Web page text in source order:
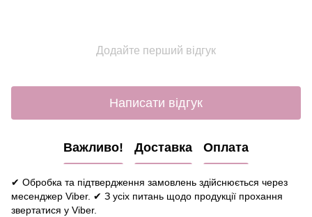
Додайте перший відгук
Написати відгук
Важливо! Доставка Оплата
✔ Обробка та підтвердження замовлень здійснюється через
месенджер Viber. ✔ З усіх питань щодо продукції прохання
звертатися у Viber.